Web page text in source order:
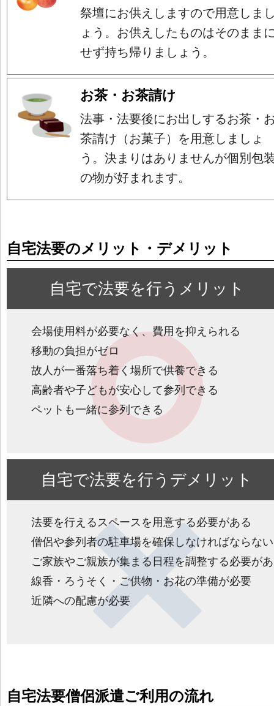
祭壇にお供えしますので用意しま
ょう。お供えしたものはそのまま
せず持ち帰りましょう。
お茶・お茶請け
法事・法要後にお出しするお茶・
茶請け（お菓子）を用意しましょ
う。決まりはありませんが個別包
の物が好まれます。
自宅法要のメリット・デメリット
自宅で法要を行うメリット
会場使用料が必要なく、費用を抑えられる
移動の負担がゼロ
故人が一番落ち着く場所で供養できる
高齢者や子どもが安心して参列できる
ペットも一緒に参列できる
自宅で法要を行うデメリット
法要を行えるスペースを用意する必要がある
僧侶や参列者の駐車場を確保しなければならない
ご家族やご親族が集まる日程を調整する必要が
線香・ろうそく・ご供物・お花の準備が必要
近隣への配慮が必要
自宅法要僧侶派遣ご利用の流れ